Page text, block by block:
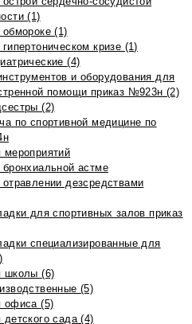
(1)
(1)
кризе (1)
(4)
и оборудования для
помощи приказ №923н (2)
(2)
по спортивной медицине по
мероприятий
астме
дезсредствами
для спортивных залов приказ
специализированные для
школы (6)
(5)
офиса (5)
сада (4)